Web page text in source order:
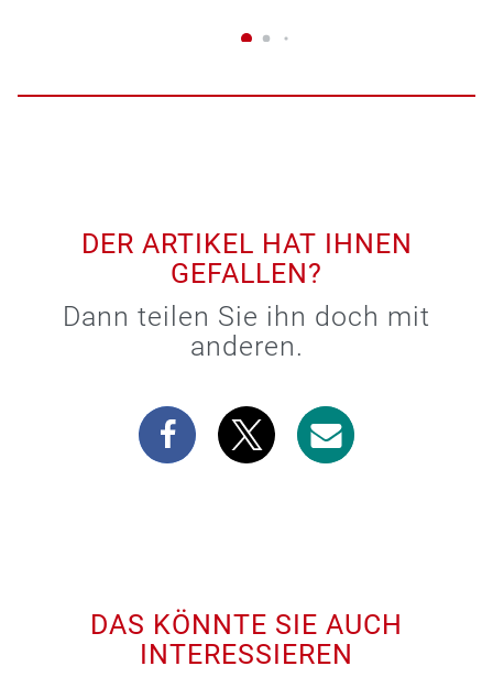
DER ARTIKEL HAT IHNEN
GEFALLEN?
Dann teilen Sie ihn doch mit
anderen.
DAS KÖNNTE SIE AUCH
INTERESSIEREN